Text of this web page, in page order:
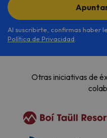
Al suscribirte, confirmas haber
Política de Privacidad
Otras iniciativas de